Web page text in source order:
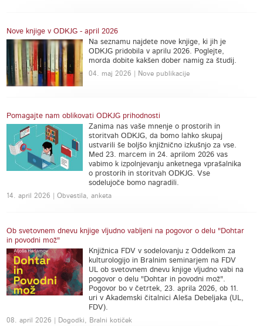
Nove knjige v ODKJG - april 2026
Na seznamu najdete nove knjige, ki jih je
ODKJG pridobila v aprilu 2026. Poglejte,
morda dobite kakšen dober namig za študij.
04. maj 2026 | Nove publikacije
Pomagajte nam oblikovati ODKJG prihodnosti
Zanima nas vaše mnenje o prostorih in
storitvah ODKJG, da bomo lahko skupaj
ustvarili še boljšo knjižnično izkušnjo za vse.
Med 23. marcem in 24. aprilom 2026 vas
vabimo k izpolnjevanju anketnega vprašalnika
o prostorih in storitvah ODKJG. Vse
sodelujoče bomo nagradili.
14. april 2026 | Obvestila, anketa
Ob svetovnem dnevu knjige vljudno vabljeni na pogovor o delu "Dohtar
in povodni mož"
Knjižnica FDV v sodelovanju z Oddelkom za
kulturologijo in Bralnim seminarjem na FDV
UL ob svetovnem dnevu knjige vljudno vabi na
pogovor o delu "Dohtar in povodni mož".
Pogovor bo v četrtek, 23. aprila 2026, ob 11.
uri v Akademski čitalnici Aleša Debeljaka (UL,
FDV).
08. april 2026 | Dogodki, Bralni kotiček